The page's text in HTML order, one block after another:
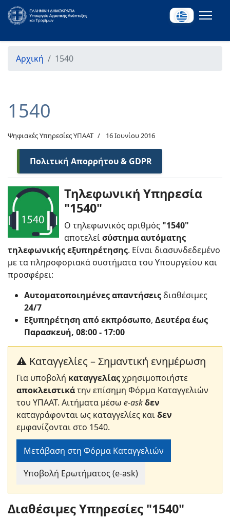
Αρχική 1540
1540
Ψηφιακές Υπηρεσίες ΥΠΑΑΤ 16 Ιουνίου 2016
Πολιτική Απορρήτου & GDPR
Τηλεφωνική Υπηρεσία
"1540"
Ο τηλεφωνικός αριθμός "1540"
αποτελείσύστημα αυτόματης
τηλεφωνικής εξυπηρέτησης. Είναι διασυνδεδεμένο
με τα πληροφοριακά συστήματα του Υπουργείου και
προσφέρει:
Αυτοματοποιημένες απαντήσεις διαθέσιμες
24/7
Εξυπηρέτηση από εκπρόσωπο, Δευτέρα έως
Παρασκευή, 08:00 - 17:00
⚠️ Καταγγελίες – Σημαντική ενημέρωση
Για υποβολή καταγγελίαςχρησιμοποιήστε
αποκλειστικάτην επίσημη Φόρμα Καταγγελιών
του ΥΠΑΑΤ. Αιτήματα μέσω e-askδεν
καταγράφονται ως καταγγελίες καιδεν
εμφανίζονται στο 1540.
Μετάβαση στη Φόρμα Καταγγελιών
Υποβολή Ερωτήματος (e-ask)
Διαθέσιμες Υπηρεσίες "1540"